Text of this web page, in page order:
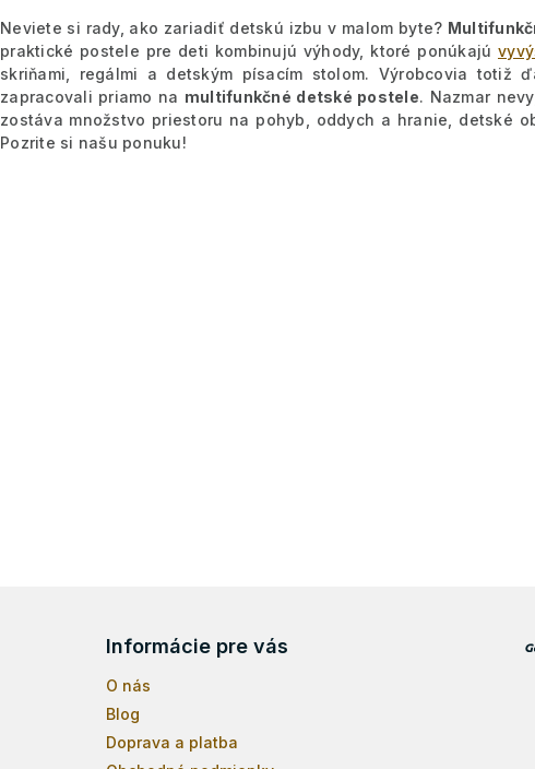
á
d
a
c
i
e
Neviete si rady, ako zariadiť detskú izbu v malom byte?
praktické postele pre deti kombinujú výhody, ktoré ponúkajú
skriňami, regálmi a detským písacím stolom. Výrobcovia totiž
zapracovali priamo na multifunkčné detské postele. Nazmar
zostáva množstvo priestoru na pohyb, oddych a hranie, detské
Pozrite si našu ponuku!
Informácie pre vás
O nás
Blog
Doprava a platba